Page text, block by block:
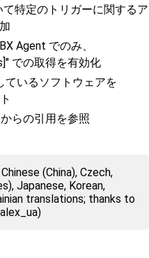
特定のトリガーに関するア
Agent でのみ、
での取得を有効化
ているソフトウェアを
らの引用を参照
(China), Czech,
Japanese, Korean,
translations; thanks to